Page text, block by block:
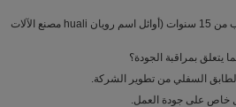
a: نحن مصنع في هذا المجال ما يقرب من 15 سنوات (أوائل اسم رويان huali مصنع الآلات
بمراقبة الجودة؟
السفلي من تطوير الشركة.
خاص على جودة العمل.